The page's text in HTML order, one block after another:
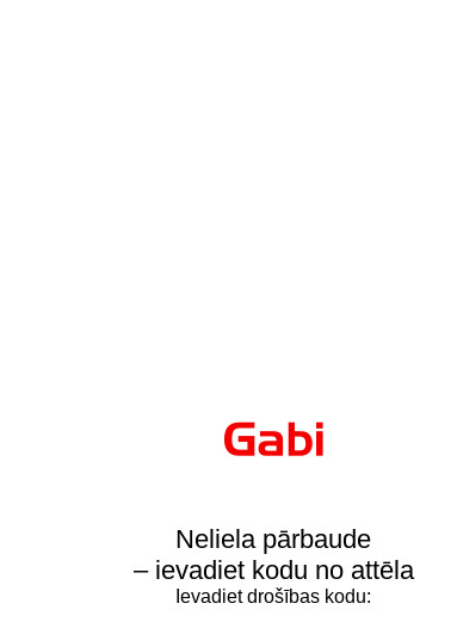
Neliela pārbaude
– ievadiet kodu no attēla
Ievadiet drošības kodu: